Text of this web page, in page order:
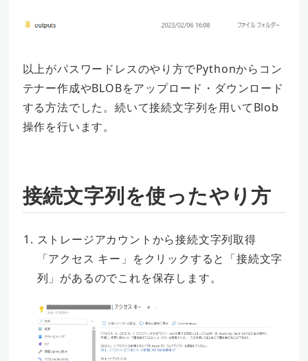
以上がパスワードレスのやり方でPythonからコン
テナー作成やBLOBをアップロード・ダウンロード
する方法でした。続いて接続文字列を用いてBlob
操作を行います。
接続文字列を使ったやり方
ストレージアカウントから接続文字列取得
「アクセス キー」をクリックすると「接続文字
列」があるのでこれを保存します。